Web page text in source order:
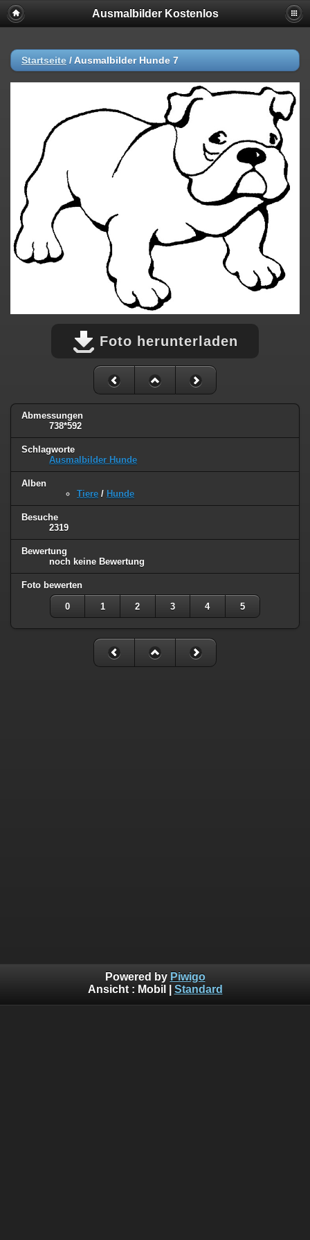
Ausmalbilder Kostenlos
Startseite / Ausmalbilder Hunde 7
Foto herunterladen
Abmessungen
738*592
Schlagworte
Ausmalbilder Hunde
Alben
Tiere / Hunde
Besuche
2319
Bewertung
noch keine Bewertung
Foto bewerten
0 1 2 3 4 5
Powered by Piwigo
Ansicht : Mobil Standard